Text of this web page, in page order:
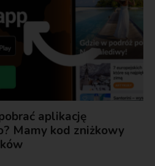
aplikację
Mamy kod zniżkowy